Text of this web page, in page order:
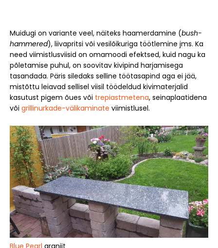
Muidugi on variante veel, näiteks haamerdamine (bush-
hammered), liivapritsi või vesilõikuriga töötlemine jms. Ka
need viimistlusviisid on omamoodi efektsed, kuid nagu ka
põletamise puhul, on soovitav kivipind harjamisega
tasandada. Päris siledaks selline töötasapind aga ei jää,
mistõttu leiavad sellisel viisil töödeldud kivimaterjalid
kasutust pigem õues või trepiastmetena, seinaplaatidena
või grillinurkade-välikaminate viimistlusel.
Blue Pearl graniit